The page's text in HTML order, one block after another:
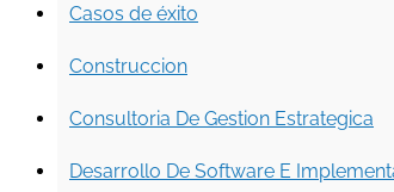
Casos de éxito
Construccion
Consultoria De Gestion Estrategica
Desarrollo De Software E